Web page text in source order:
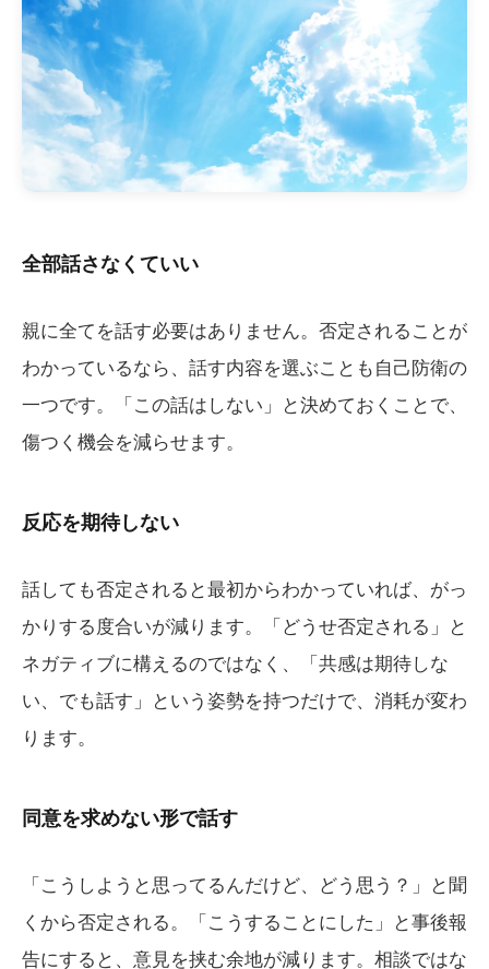
全部話さなくていい
親に全てを話す必要はありません。否定されることが
わかっているなら、話す内容を選ぶことも自己防衛の
一つです。「この話はしない」と決めておくことで、
傷つく機会を減らせます。
反応を期待しない
話しても否定されると最初からわかっていれば、がっ
かりする度合いが減ります。「どうせ否定される」と
ネガティブに構えるのではなく、「共感は期待しな
い、でも話す」という姿勢を持つだけで、消耗が変わ
ります。
同意を求めない形で話す
「こうしようと思ってるんだけど、どう思う？」と聞
くから否定される。「こうすることにした」と事後報
告にすると、意見を挟む余地が減ります。相談ではな